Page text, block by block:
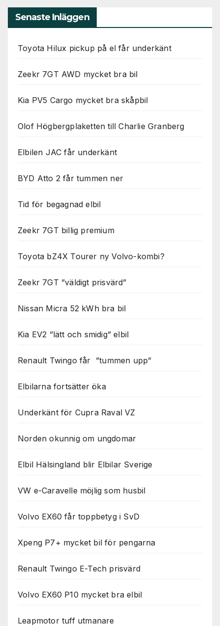
Senaste Inläggen
Toyota Hilux pickup på el får underkänt
Zeekr 7GT AWD mycket bra bil
Kia PV5 Cargo mycket bra skåpbil
Olof Högbergplaketten till Charlie Granberg
Elbilen JAC får underkänt
BYD Atto 2 får tummen ner
Tid för begagnad elbil
Zeekr 7GT billig premium
Toyota bZ4X Tourer ny Volvo-kombi?
Zeekr 7GT ”väldigt prisvärd”
Nissan Micra 52 kWh bra bil
Kia EV2 ”lätt och smidig” elbil
Renault Twingo får ”tummen upp”
Elbilarna fortsätter öka
Underkänt för Cupra Raval VZ
Norden okunnig om ungdomar
Elbil Hälsingland blir Elbilar Sverige
VW e-Caravelle möjlig som husbil
Volvo EX60 får toppbetyg i SvD
Xpeng P7+ mycket bil för pengarna
Renault Twingo E-Tech prisvärd
Volvo EX60 P10 mycket bra elbil
Leapmotor tuff utmanare